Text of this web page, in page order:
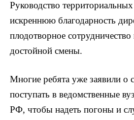
Руководство
искреннюю благодарность
плодотворное сотрудничество
достойной смены.
Многие ребята уже заявили о
поступать в ведомственные
РФ, чтобы надеть погоны и